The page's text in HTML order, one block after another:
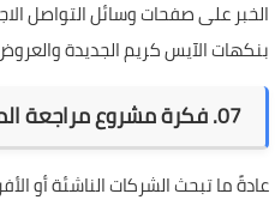
الخبر على صفحات وسائل التواصل
بنكهات الآيس كريم الجديدة
07. فكرة مشروع مراجعة المنتجات
عادةً ما تبحث الشركات الناشئة أو